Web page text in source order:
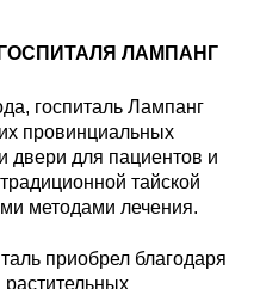
ЛАМПАНГ
госпиталь Лампанг
провинциальных
двери для пациентов и
тайской
методами лечения.
приобрел благодаря